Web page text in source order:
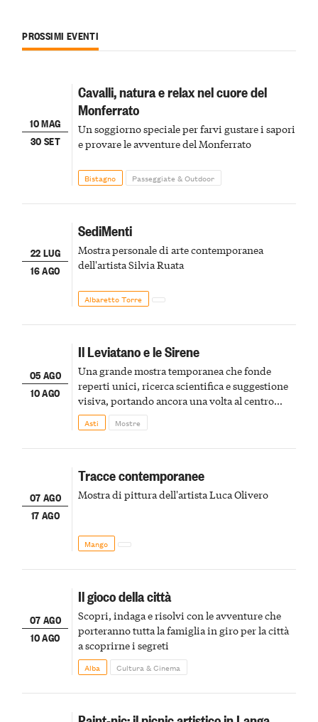
PROSSIMI EVENTI
10 MAG
30 SET
Cavalli, natura e relax nel cuore del
Monferrato
Un soggiorno speciale per farvi gustare i sapori
e provare le avventure del Monferrato
Bistagno Passeggiate & Outdoor
22 LUG
16 AGO
SediMenti
Mostra personale di arte contemporanea
dell'artista Silvia Ruata
Albaretto Torre
05 AGO
10 AGO
Il Leviatano e le Sirene
Una grande mostra temporanea che fonde
reperti unici, ricerca scientifica e suggestione
visiva, portando ancora una volta al centro
della scena le meraviglie del passato astigiano
Asti Mostre
07 AGO
17 AGO
Tracce contemporanee
Mostra di pittura dell'artista Luca Olivero
Mango
07 AGO
10 AGO
Il gioco della città
Scopri, indaga e risolvi con le avventure che
porteranno tutta la famiglia in giro per la città
a scoprirne i segreti
Alba Cultura & Cinema